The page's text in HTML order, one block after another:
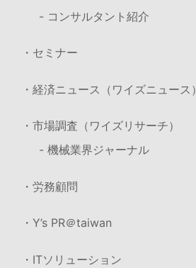
- コンサルタント紹介
・セミナー
・経済ニュース（ワイズニュース）
・市場調査（ワイズリサーチ）
- 機械業界ジャーナル
・労務顧問
・Y’s PR＠taiwan
・ITソリューション